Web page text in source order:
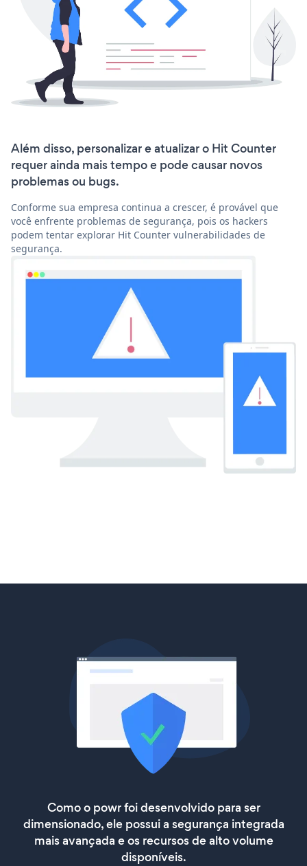
Além disso, personalizar e atualizar o Hit Counter
requer ainda mais tempo e pode causar novos
problemas ou bugs.
Conforme sua empresa continua a crescer, é provável que
você enfrente problemas de segurança, pois os hackers
podem tentar explorar Hit Counter vulnerabilidades de
segurança.
Como o powr foi desenvolvido para ser
dimensionado, ele possui a segurança integrada
mais avançada e os recursos de alto volume
disponíveis.